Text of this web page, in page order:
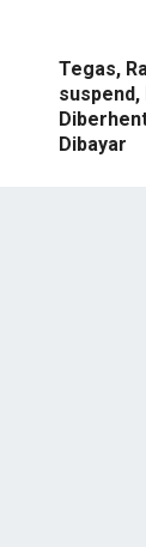
Tegas,
Dibayar